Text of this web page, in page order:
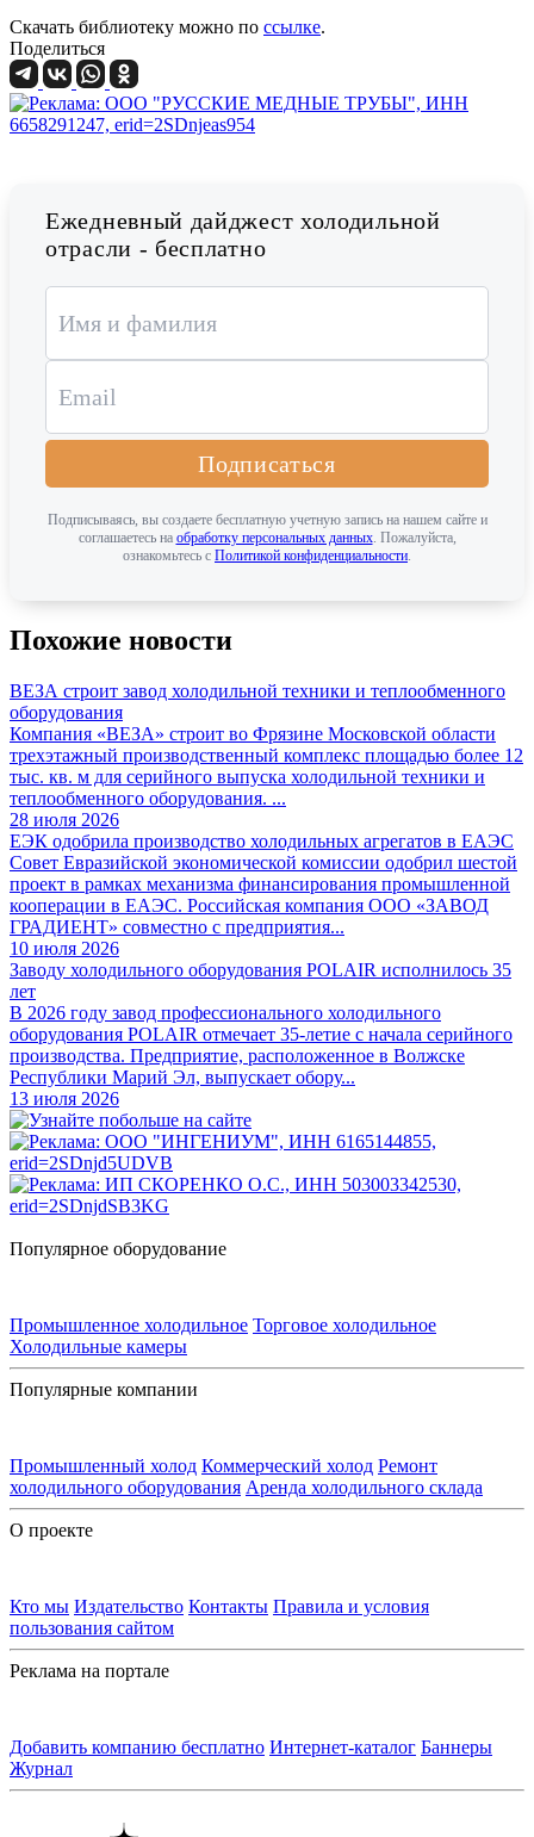
Скачать библиотеку можно по ссылке.
Поделиться
Ежедневный дайджест холодильной
отрасли - бесплатно
Подписаться
Подписываясь, вы создаете бесплатную учетную запись на нашем сайте и
соглашаетесь на обработку персональных данных. Пожалуйста,
ознакомьтесь с Политикой конфиденциальности.
Похожие новости
ВЕЗА строит завод холодильной техники и теплообменного
оборудования
Компания «ВЕЗА» строит во Фрязине Московской области
трехэтажный производственный комплекс площадью более 12
тыс. кв. м для серийного выпуска холодильной техники и
теплообменного оборудования. ...
28 июля 2026
ЕЭК одобрила производство холодильных агрегатов в ЕАЭС
Совет Евразийской экономической комиссии одобрил шестой
проект в рамках механизма финансирования промышленной
кооперации в ЕАЭС. Российская компания ООО «ЗАВОД
ГРАДИЕНТ» совместно с предприятия...
10 июля 2026
Заводу холодильного оборудования POLAIR исполнилось 35
лет
В 2026 году завод профессионального холодильного
оборудования POLAIR отмечает 35-летие с начала серийного
производства. Предприятие, расположенное в Волжске
Республики Марий Эл, выпускает обору...
13 июля 2026
Популярное оборудование
Промышленное холодильное Торговое холодильное
Холодильные камеры
Популярные компании
Промышленный холод Коммерческий холод Ремонт
холодильного оборудования Аренда холодильного склада
О проекте
Кто мы Издательство Контакты Правила и условия
пользования сайтом
Реклама на портале
Добавить компанию бесплатно Интернет-каталог Баннеры
Журнал